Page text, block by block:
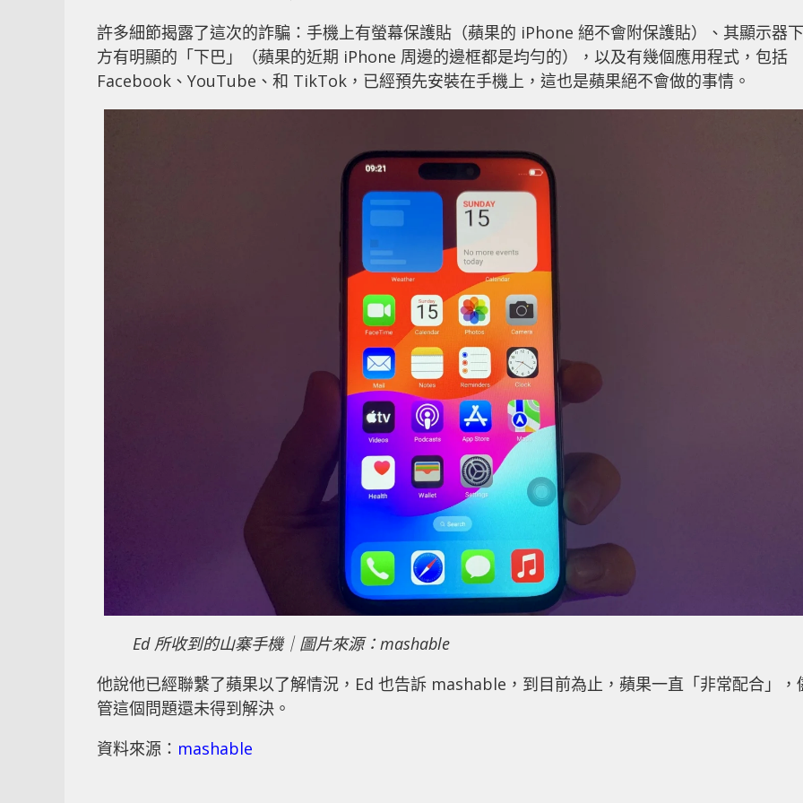
許多細節揭露了這次的詐騙：手機上有螢幕保護貼（蘋果的 iPhone 絕不會附保護貼）、其顯示器下
方有明顯的「下巴」（蘋果的近期 iPhone 周邊的邊框都是均勻的），以及有幾個應用程式，包括
Facebook、YouTube、和 TikTok，已經預先安裝在手機上，這也是蘋果絕不會做的事情。
Ed 所收到的山寨手機｜圖片來源：mashable
他說他已經聯繫了蘋果以了解情況，Ed 也告訴 mashable，到目前為止，蘋果一直「非常配合」，
管這個問題還未得到解決。
資料來源： mashable